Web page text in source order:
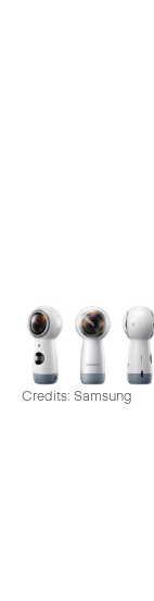
Credits: Samsung